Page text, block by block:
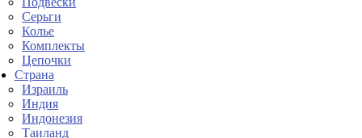
Серьги
Колье
Комплекты
Цепочки
Страна
Израиль
Индия
Индонезия
Таиланд